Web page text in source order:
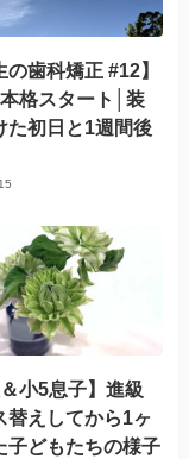
の歯科矯正 #12】
格スタート│装
た初日と1週間後
＆小5息子】進級
替えしてから1ヶ
子どもたちの様子